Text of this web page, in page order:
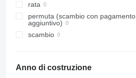
rata
permuta (scambio con pagamento
aggiuntivo)
scambio
Anno di costruzione